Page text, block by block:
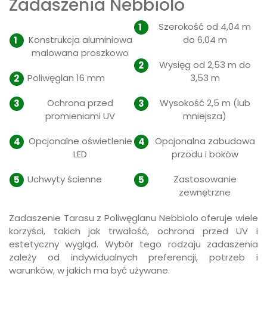
Zadaszenia Nebbiolo
Konstrukcja aluminiowa
malowana proszkowo
Poliwęglan 16 mm
Ochrona przed
promieniami UV
Opcjonalne oświetlenie
LED
Uchwyty ścienne
Szerokość od 4,04 m
do 6,04 m
Wysięg od 2,53 m do
3,53 m
Wysokość 2,5 m (lub
mniejsza)
Opcjonalna zabudowa
przodu i boków
Zastosowanie
zewnętrzne
Zadaszenie Tarasu z Poliwęglanu Nebbiolo oferuje wiele
korzyści, takich jak trwałość, ochrona przed UV i
estetyczny wygląd. Wybór tego rodzaju zadaszenia
zależy od indywidualnych preferencji, potrzeb i
warunków, w jakich ma być używane.